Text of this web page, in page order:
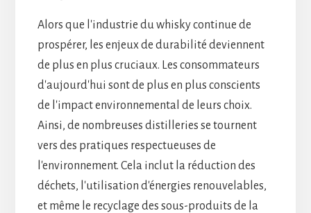
Alors que l'industrie du whisky continue de
prospérer, les enjeux de durabilité deviennent
de plus en plus cruciaux. Les consommateurs
d'aujourd'hui sont de plus en plus conscients
de l'impact environnemental de leurs choix.
Ainsi, de nombreuses distilleries se tournent
vers des pratiques respectueuses de
l'environnement. Cela inclut la réduction des
déchets, l'utilisation d'énergies renouvelables,
et même le recyclage des sous-produits de la